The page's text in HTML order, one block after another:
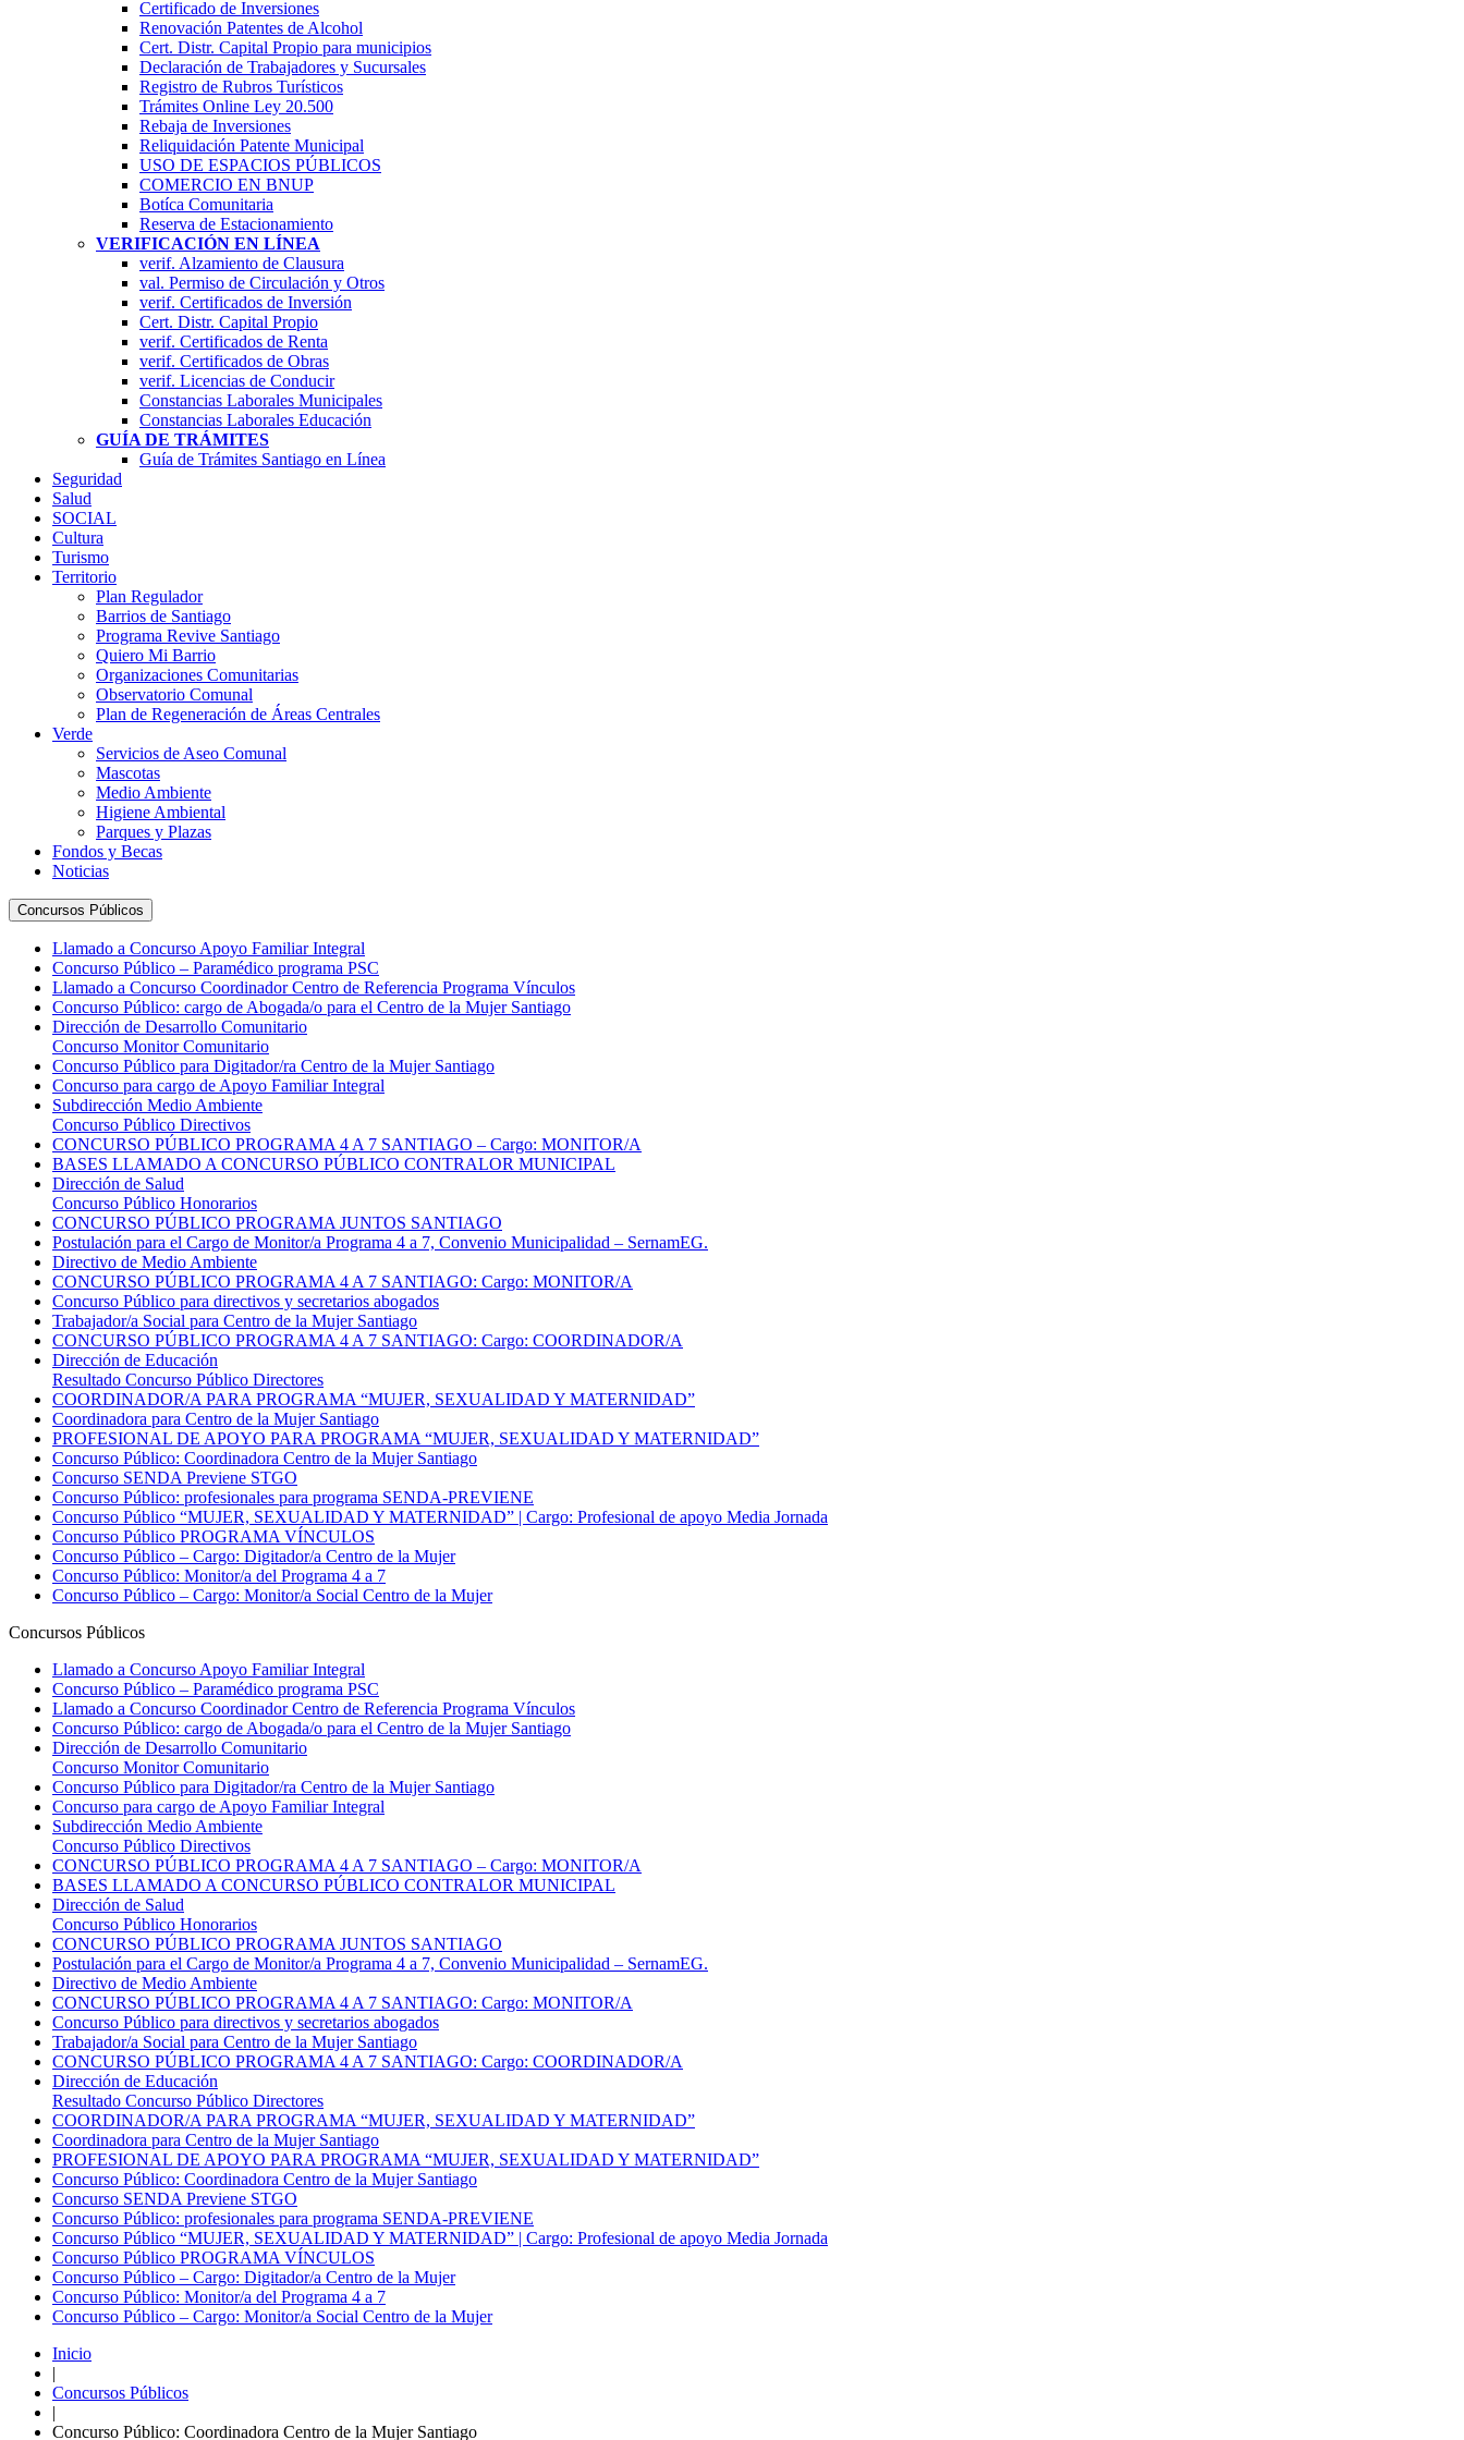
Certificado de Inversiones
Renovación Patentes de Alcohol
Cert. Distr. Capital Propio para municipios
Declaración de Trabajadores y Sucursales
Registro de Rubros Turí­sticos
Trámites Online Ley 20.500
Rebaja de Inversiones
Reliquidación Patente Municipal
USO DE ESPACIOS PÚBLICOS
COMERCIO EN BNUP
Botíca Comunitaria
Reserva de Estacionamiento
VERIFICACIÓN EN LÍNEA
verif. Alzamiento de Clausura
val. Permiso de Circulación y Otros
verif. Certificados de Inversión
Cert. Distr. Capital Propio
verif. Certificados de Renta
verif. Certificados de Obras
verif. Licencias de Conducir
Constancias Laborales Municipales
Constancias Laborales Educación
GUÍA DE TRÁMITES
Guía de Trámites Santiago en Línea
Seguridad
Salud
SOCIAL
Cultura
Turismo
Territorio
Plan Regulador
Barrios de Santiago
Programa Revive Santiago
Quiero Mi Barrio
Organizaciones Comunitarias
Observatorio Comunal
Plan de Regeneración de Áreas Centrales
Verde
Servicios de Aseo Comunal
Mascotas
Medio Ambiente
Higiene Ambiental
Parques y Plazas
Fondos y Becas
Noticias
Concursos Públicos
Llamado a Concurso Apoyo Familiar Integral
Concurso Público – Paramédico programa PSC
Llamado a Concurso Coordinador Centro de Referencia Programa Vínculos
Concurso Público: cargo de Abogada/o para el Centro de la Mujer Santiago
Dirección de Desarrollo Comunitario
Concurso Monitor Comunitario
Concurso Público para Digitador/ra Centro de la Mujer Santiago
Concurso para cargo de Apoyo Familiar Integral
Subdirección Medio Ambiente
Concurso Público Directivos
CONCURSO PÚBLICO PROGRAMA 4 A 7 SANTIAGO – Cargo: MONITOR/A
BASES LLAMADO A CONCURSO PÚBLICO CONTRALOR MUNICIPAL
Dirección de Salud
Concurso Público Honorarios
CONCURSO PÚBLICO PROGRAMA JUNTOS SANTIAGO
Postulación para el Cargo de Monitor/a Programa 4 a 7, Convenio Municipalidad – SernamEG.
Directivo de Medio Ambiente
CONCURSO PÚBLICO PROGRAMA 4 A 7 SANTIAGO: Cargo: MONITOR/A
Concurso Público para directivos y secretarios abogados
Trabajador/a Social para Centro de la Mujer Santiago
CONCURSO PÚBLICO PROGRAMA 4 A 7 SANTIAGO: Cargo: COORDINADOR/A
Dirección de Educación
Resultado Concurso Público Directores
COORDINADOR/A PARA PROGRAMA “MUJER, SEXUALIDAD Y MATERNIDAD”
Coordinadora para Centro de la Mujer Santiago
PROFESIONAL DE APOYO PARA PROGRAMA “MUJER, SEXUALIDAD Y MATERNIDAD”
Concurso Público: Coordinadora Centro de la Mujer Santiago
Concurso SENDA Previene STGO
Concurso Público: profesionales para programa SENDA-PREVIENE
Concurso Público “MUJER, SEXUALIDAD Y MATERNIDAD” | Cargo: Profesional de apoyo Media Jornada
Concurso Público PROGRAMA VÍNCULOS
Concurso Público – Cargo: Digitador/a Centro de la Mujer
Concurso Público: Monitor/a del Programa 4 a 7
Concurso Público – Cargo: Monitor/a Social Centro de la Mujer
Concursos Públicos
Llamado a Concurso Apoyo Familiar Integral
Concurso Público – Paramédico programa PSC
Llamado a Concurso Coordinador Centro de Referencia Programa Vínculos
Concurso Público: cargo de Abogada/o para el Centro de la Mujer Santiago
Dirección de Desarrollo Comunitario
Concurso Monitor Comunitario
Concurso Público para Digitador/ra Centro de la Mujer Santiago
Concurso para cargo de Apoyo Familiar Integral
Subdirección Medio Ambiente
Concurso Público Directivos
CONCURSO PÚBLICO PROGRAMA 4 A 7 SANTIAGO – Cargo: MONITOR/A
BASES LLAMADO A CONCURSO PÚBLICO CONTRALOR MUNICIPAL
Dirección de Salud
Concurso Público Honorarios
CONCURSO PÚBLICO PROGRAMA JUNTOS SANTIAGO
Postulación para el Cargo de Monitor/a Programa 4 a 7, Convenio Municipalidad – SernamEG.
Directivo de Medio Ambiente
CONCURSO PÚBLICO PROGRAMA 4 A 7 SANTIAGO: Cargo: MONITOR/A
Concurso Público para directivos y secretarios abogados
Trabajador/a Social para Centro de la Mujer Santiago
CONCURSO PÚBLICO PROGRAMA 4 A 7 SANTIAGO: Cargo: COORDINADOR/A
Dirección de Educación
Resultado Concurso Público Directores
COORDINADOR/A PARA PROGRAMA “MUJER, SEXUALIDAD Y MATERNIDAD”
Coordinadora para Centro de la Mujer Santiago
PROFESIONAL DE APOYO PARA PROGRAMA “MUJER, SEXUALIDAD Y MATERNIDAD”
Concurso Público: Coordinadora Centro de la Mujer Santiago
Concurso SENDA Previene STGO
Concurso Público: profesionales para programa SENDA-PREVIENE
Concurso Público “MUJER, SEXUALIDAD Y MATERNIDAD” | Cargo: Profesional de apoyo Media Jornada
Concurso Público PROGRAMA VÍNCULOS
Concurso Público – Cargo: Digitador/a Centro de la Mujer
Concurso Público: Monitor/a del Programa 4 a 7
Concurso Público – Cargo: Monitor/a Social Centro de la Mujer
Inicio
|
Concursos Públicos
|
Concurso Público: Coordinadora Centro de la Mujer Santiago